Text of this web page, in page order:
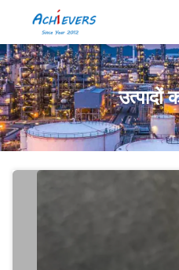
उत्पादों